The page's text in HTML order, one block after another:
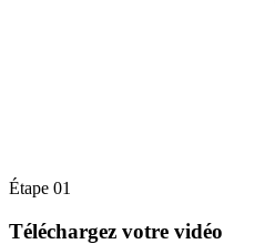
Étape 01
Téléchargez votre vidéo